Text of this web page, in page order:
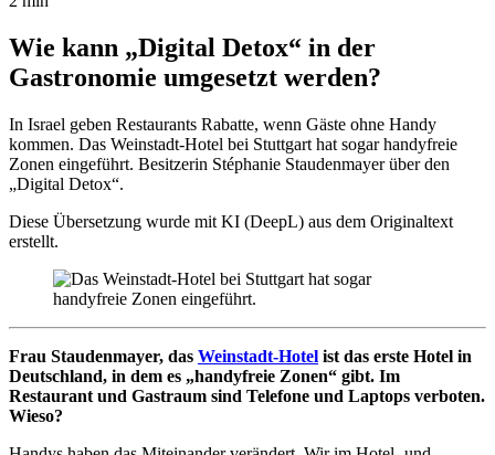
Wie kann „Digital Detox“ in der
Gastronomie umgesetzt werden?
In Israel geben Restaurants Rabatte, wenn Gäste ohne Handy
kommen. Das Weinstadt-Hotel bei Stuttgart hat sogar handyfreie
Zonen eingeführt. Besitzerin Stéphanie Staudenmayer über den
„Digital Detox“.
Diese Übersetzung wurde mit KI (DeepL) aus dem Originaltext
erstellt.
Frau Staudenmayer, das Weinstadt-Hotel ist das erste Hotel in
Deutschland, in dem es „handyfreie Zonen“ gibt. Im
Restaurant und Gastraum sind Telefone und Laptops verboten.
Wieso?